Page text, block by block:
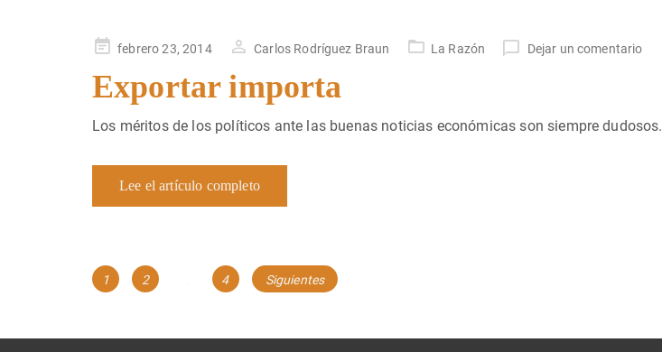
Publicado
febrero 23, 2014 Carlos Rodríguez Braun La Razón Dejar un comentario
Exportar importa
Los méritos de los políticos ante las buenas noticias económicas son siempre dudosos.
Lee el artículo completo
Navegación
Página
1 Página
2 Página
4 Siguientes